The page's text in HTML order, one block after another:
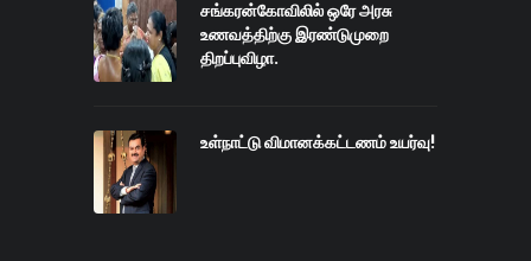
சங்கரன்கோவிலில் ஒரே அரசு
உணவத்திற்கு இரண்டுமுறை
திறப்புவிழா.
உள்நாட்டு விமானக்கட்டணம் உயர்வு!